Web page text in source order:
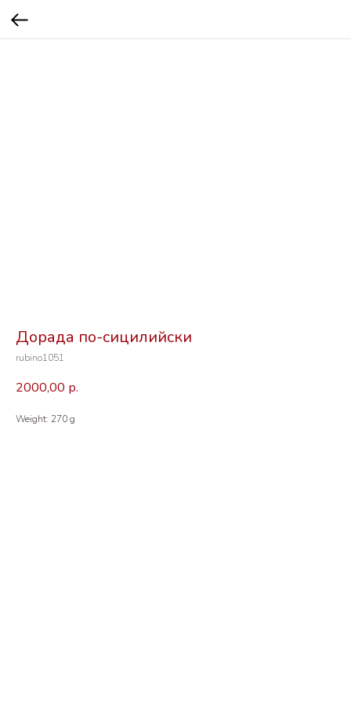
Дорада по-сицилийски
rubino1051
2000,00 р.
Weight: 270 g